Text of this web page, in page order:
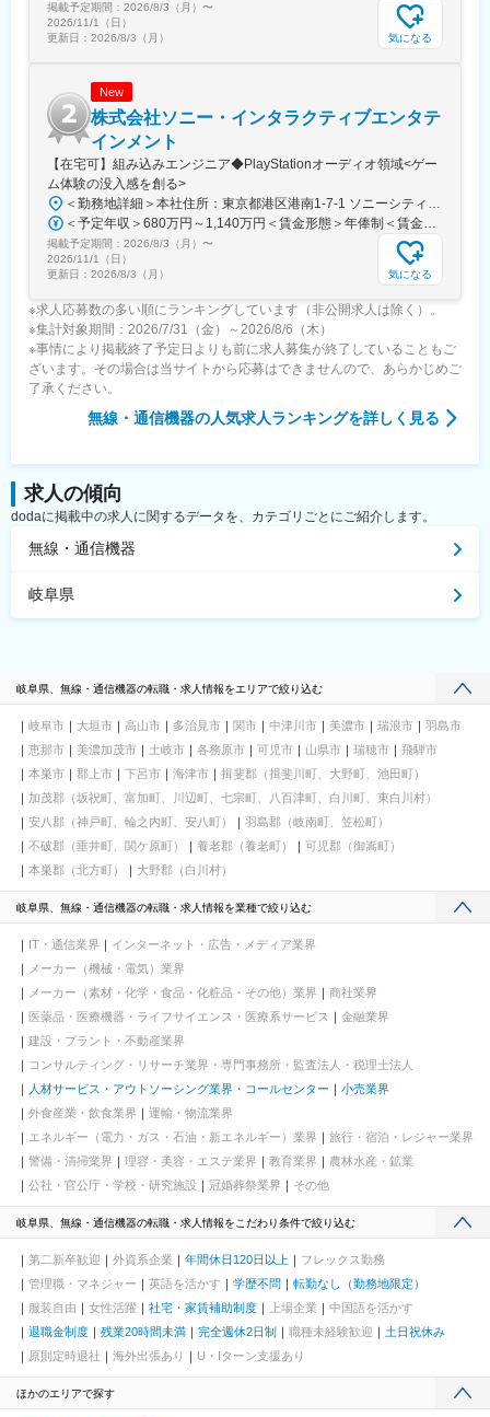
っています。
変更の範囲：会社の定める業務
掲載予定期間： 2026/8/3（月） 〜
2026/11/1（日）
更新日： 2026/8/3（月） 気になる
New
株式会社ソニー・インタラクティブエンタテ
インメント
【在宅可】組み込みエンジニア◆PlayStationオーディオ領域<ゲー
ム体験の没入感を創る>
＜勤務地詳細＞本社住所：東京都港区港南1-7-1 ソニーシティ勤務地最寄駅：JR線／品川駅受動喫煙対策：屋内全面禁煙変更の範囲：会社の定める事業所（リモートワーク含む）
＜予定年収＞680万円～1,140万円＜賃金形態＞年俸制＜賃金内訳＞年額（基本給）：4,043,200円～6,584,640円固定残業手当/月：118,150円～211,280円（固定残業時間45時間0分/月）超過した時間外労働の残業手当は追加支給＜月額＞455,083円～760,000円（12分割）（一律手当を含む）＜昇給有無＞有＜残業手当＞有＜給与補足＞前職を考慮の上、経験・スキルに応じて年収を決定いたします。※予定年収には固定残業手当（45H/月）と特別賞与を含む■特別賞与（決算後6月に年1回支給）■年俸更改：年1回賃金はあくまでも目安の金額であり、選考を通じて上下する可能性があります。月給(月額)は固定手当を含めた表記です。
掲載予定期間： 2026/8/3（月） 〜
2026/11/1（日）
更新日： 2026/8/3（月） 気になる
※求人応募数の多い順にランキングしています（非公開求人は除く）。
※集計対象期間：2026/7/31（金）～2026/8/6（木）
※事情により掲載終了予定日よりも前に求人募集が終了していることもご
ざいます。その場合は当サイトから応募はできませんので、あらかじめご
了承ください。
無線・通信機器の人気求人ランキングを詳しく見る
求人の傾向
dodaに掲載中の求人に関するデータを、カテゴリごとにご紹介します。
無線・通信機器
岐阜県
岐阜県、無線・通信機器の転職・求人情報をエリアで絞り込む
岐阜市 大垣市 高山市 多治見市 関市 中津川市 美濃市 瑞浪市
羽島市
恵那市
美濃加茂市 土岐市 各務原市 可児市 山県市 瑞穂市
飛騨市
本巣市
郡上市 下呂市 海津市
揖斐郡（揖斐川町、大野町、池田町）
加茂郡（坂祝町、富加町、川辺町、七宗町、八百津町、白川町、東白川村）
安八郡（神戸町、輪之内町、安八町）
羽島郡（岐南町、笠松町）
不破郡（垂井町、関ケ原町）
養老郡（養老町）
可児郡（御嵩町）
本巣郡（北方町）
大野郡（白川村）
岐阜県、無線・通信機器の転職・求人情報を業種で絞り込む
IT・通信業界
インターネット・広告・メディア業界
メーカー（機械・電気）業界
メーカー（素材・化学・食品・化粧品・その他）業界
商社業界
医薬品・医療機器・ライフサイエンス・医療系サービス
金融業界
建設・プラント・不動産業界
コンサルティング・リサーチ業界・専門事務所・監査法人・税理士法人
人材サービス・アウトソーシング業界・コールセンター
小売業界
外食産業・飲食業界
運輸・物流業界
エネルギー（電力・ガス・石油・新エネルギー）業界
旅行・宿泊・レジャー業界
警備・清掃業界
理容・美容・エステ業界 教育業界
農林水産・鉱業
公社・官公庁・学校・研究施設
冠婚葬祭業界 その他
岐阜県、無線・通信機器の転職・求人情報をこだわり条件で絞り込む
第二新卒歓迎 外資系企業 年間休日120日以上
フレックス勤務
管理職・マネジャー
英語を活かす 学歴不問
転勤なし（勤務地限定）
服装自由
女性活躍 社宅・家賃補助制度 上場企業
中国語を活かす
退職金制度
残業20時間未満 完全週休2日制 職種未経験歓迎
土日祝休み
原則定時退社
海外出張あり U・Iターン支援あり
ほかのエリアで探す